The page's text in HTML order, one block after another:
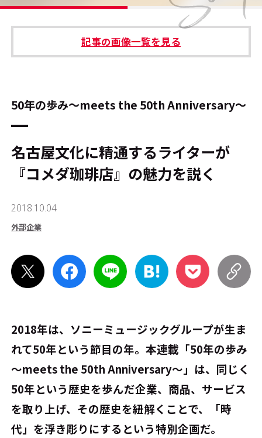
運営会社 プライバシーポリシー
本サイトご利用にあたって Cookie Settings
記事の画像一覧を見る
50年の歩み～meets the 50th Anniversary～
名古屋文化に精通するライターが
『コメダ珈琲店』の魅力を説く
2018.10.04
外部企業
2018年は、ソニーミュージックグループが生ま
れて50年という節目の年。本連載「50年の歩み
～meets the 50th Anniversary～」は、同じく
50年という歴史を歩んだ企業、商品、サービス
を取り上げ、その歴史を紐解くことで、「時
代」を浮き彫りにするという特別企画だ。